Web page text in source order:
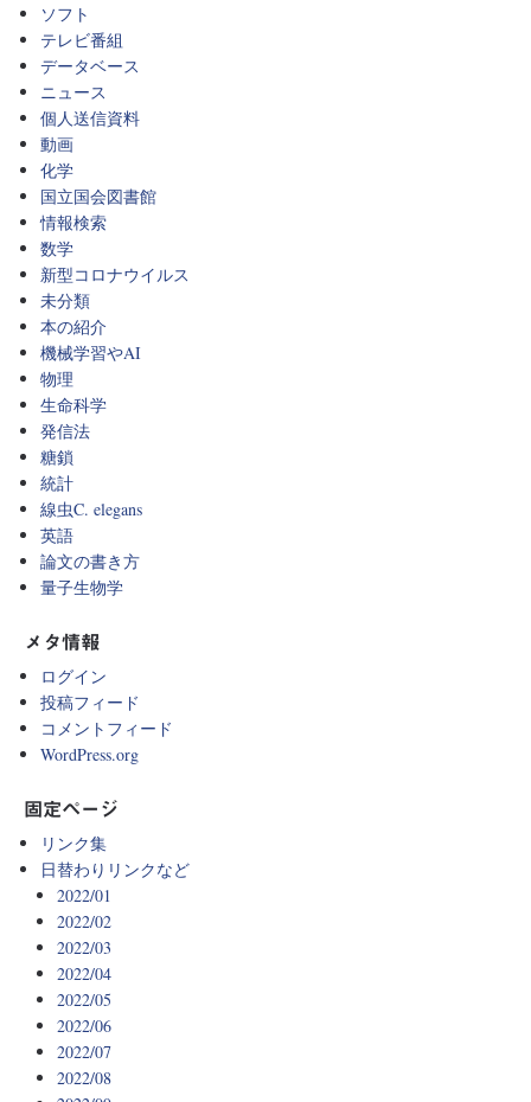
ソフト
テレビ番組
データベース
ニュース
個人送信資料
動画
化学
国立国会図書館
情報検索
数学
新型コロナウイルス
未分類
本の紹介
機械学習やAI
物理
生命科学
発信法
糖鎖
統計
線虫C. elegans
英語
論文の書き方
量子生物学
メタ情報
ログイン
投稿フィード
コメントフィード
WordPress.org
固定ページ
リンク集
日替わりリンクなど
2022/01
2022/02
2022/03
2022/04
2022/05
2022/06
2022/07
2022/08